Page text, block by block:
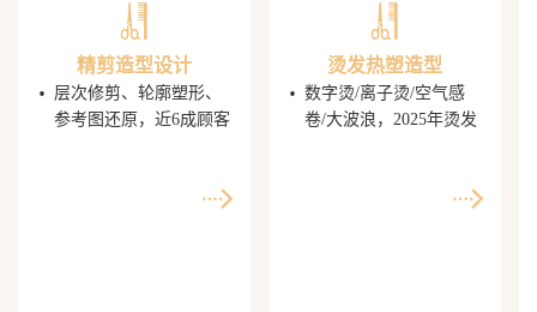
精剪造型设计
· 层次修剪、轮廓塑形、
参考图还原，近6成顾客
烫发热塑造型
· 数字烫/离子烫/空气感
卷/大波浪，2025年烫发
世代最爱分享的发型设